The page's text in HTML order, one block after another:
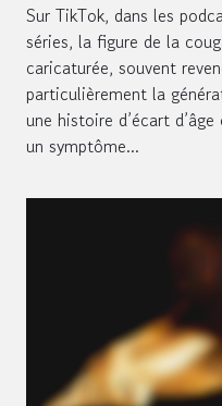
Sur TikTok, dans les
séries, la figure de la
caricaturée, souvent
particulièrement la
une histoire d’écart
un symptôme...